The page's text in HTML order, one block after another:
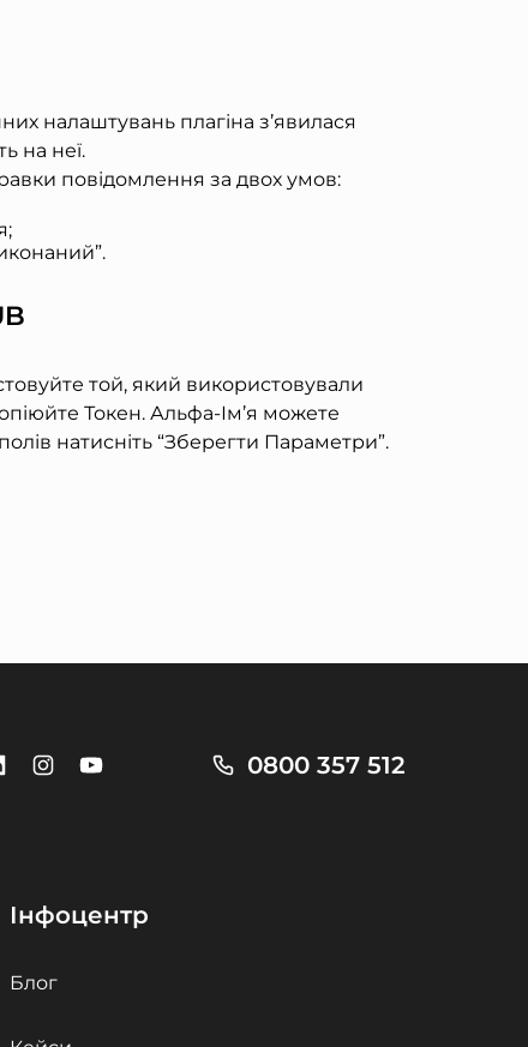
налаштувань плагіна з’явилася
на неї.
повідомлення за двох умов:
той, який використовували
Токен. Альфа-Ім’я можете
натисніть “Зберегти Параметри”.
0800 357 512
Інфоцентр
Блог